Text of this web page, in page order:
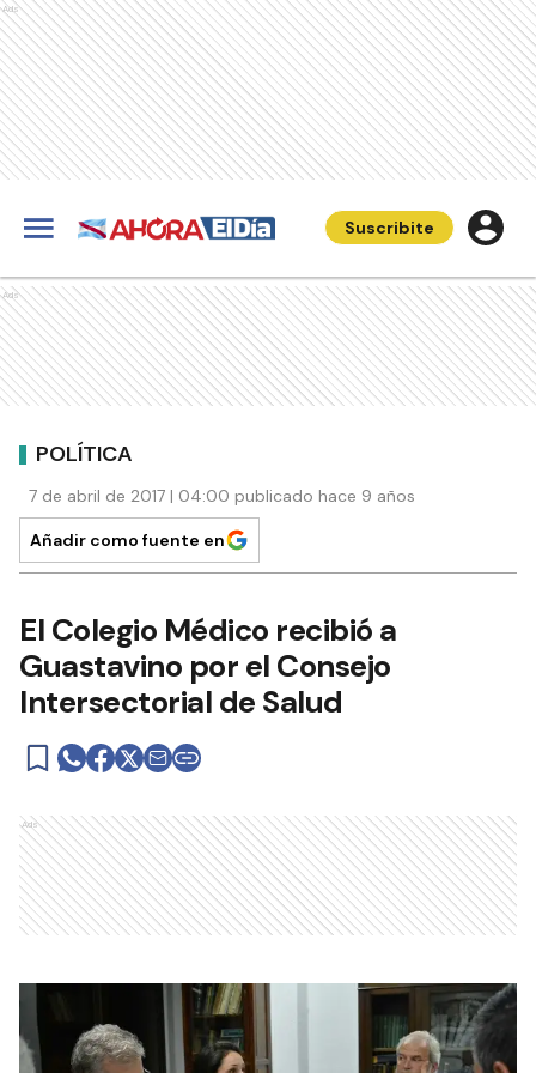
Ads
Suscribite
Ads
POLÍTICA
7 de abril de 2017 | 04:00 publicado hace 9 años
Añadir como fuente en
El Colegio Médico recibió a
Guastavino por el Consejo
Intersectorial de Salud
Ads